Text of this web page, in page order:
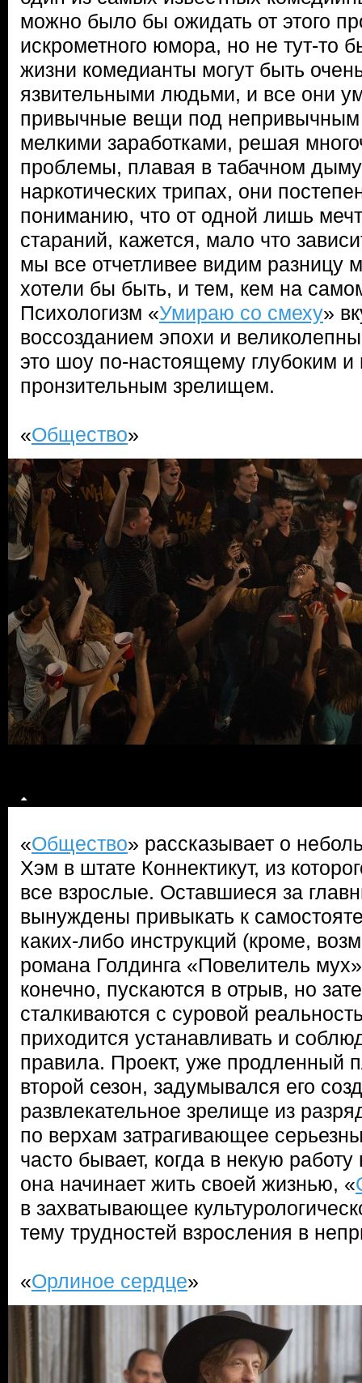
можно было бы ожидать от этого
искрометного юмора, но не тут-то
жизни комедианты могут быть
язвительными людьми, и все они
привычные вещи под непривычным
мелкими заработками, решая
проблемы, плавая в табачном
наркотических трипах, они
пониманию, что от одной лишь
стараний, кажется, мало что
мы все отчетливее видим разницу
хотели бы быть, и тем, кем на
Психологизм «Умираю со смеху»
воссозданием эпохи и
это шоу по-настоящему глубоким и
пронзительным зрелищем.
«Общество»
«Общество» рассказывает о
Хэм в штате Коннектикут, из
все взрослые. Оставшиеся за
вынуждены привыкать к
каких-либо инструкций (кроме,
романа Голдинга «Повелитель
конечно, пускаются в отрыв, но
сталкиваются с суровой
приходится устанавливать и
правила. Проект, уже продленный
второй сезон, задумывался его
развлекательное зрелище из
по верхам затрагивающее
часто бывает, когда в некую
она начинает жить своей жизнью, «
в захватывающее
тему трудностей взросления в
«Орлиное сердце»